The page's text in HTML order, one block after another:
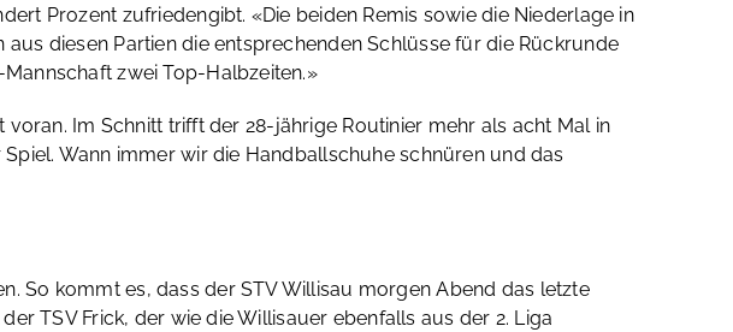
Prozent zufriedengibt. «Die beiden Remis sowie die Niederlage in
diesen Partien die entsprechenden Schlüsse für die Rückrunde
zwei Top-Halbzeiten.»
Im Schnitt trifft der 28-jährige Routinier mehr als acht Mal in
Wann immer wir die Handballschuhe schnüren und das
So kommt es, dass der STV Willisau morgen Abend das letzte
TSV Frick, der wie die Willisauer ebenfalls aus der 2. Liga